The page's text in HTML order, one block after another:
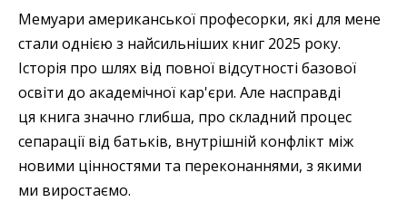
Мемуари американської професорки, які для мене
стали однією з найсильніших книг 2025 року.
Історія про шлях від повної відсутності базової
освіти до академічної кар'єри. Але насправді
ця книга значно глибша, про складний процес
сепарації від батьків, внутрішній конфлікт між
новими цінностями та переконаннями, з якими
ми виростаємо.